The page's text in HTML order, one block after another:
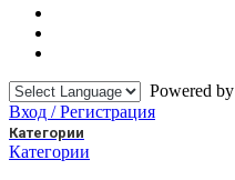
Powered by
Вход / Регистрация
Категории
Категории